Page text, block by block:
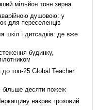
мільйон тонн зерна
душовою: у
для переселенців
шкіл і дитсадків: де вже
будинку,
до топ-25 Global Teacher
більше десяти пожеж
накриє грозовий